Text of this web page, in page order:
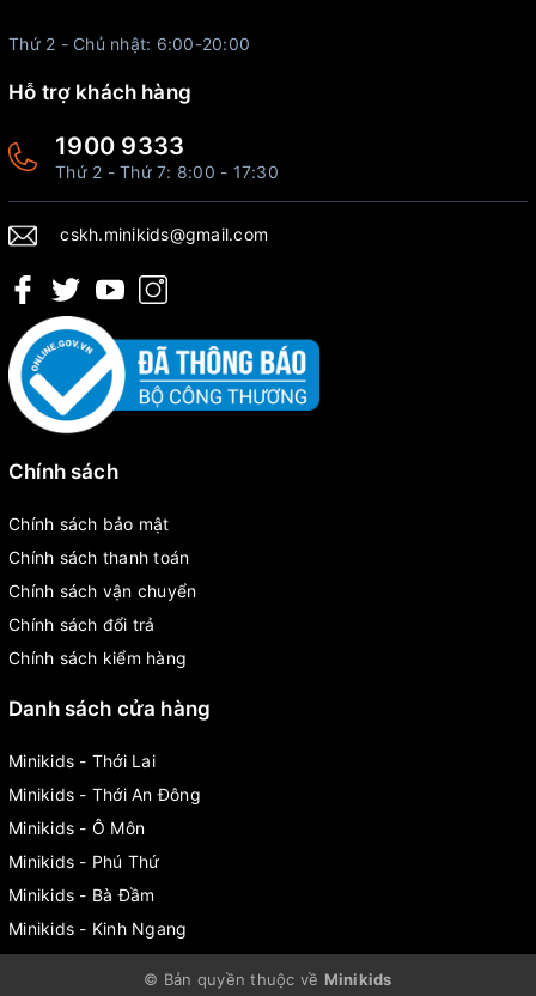
Thứ 2 - Chủ nhật: 6:00-20:00
Hỗ trợ khách hàng
1900 9333
Thứ 2 - Thứ 7: 8:00 - 17:30
cskh.minikids@gmail.com
Chính sách
Chính sách bảo mật
Chính sách thanh toán
Chính sách vận chuyển
Chính sách đổi trả
Chính sách kiểm hàng
Danh sách cửa hàng
Minikids - Thới Lai
Minikids - Thới An Đông
Minikids - Ô Môn
Minikids - Phú Thứ
Minikids - Bà Đầm
Minikids - Kinh Ngang
© Bản quyền thuộc về Minikids